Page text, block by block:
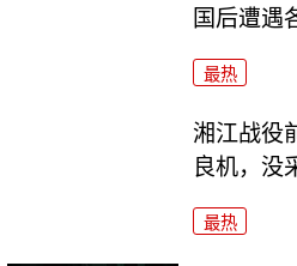
国后遭遇
最热
湘江战役
良机，没
最热